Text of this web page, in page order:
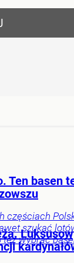
Ten basen
częściach
szukać
też wybrać